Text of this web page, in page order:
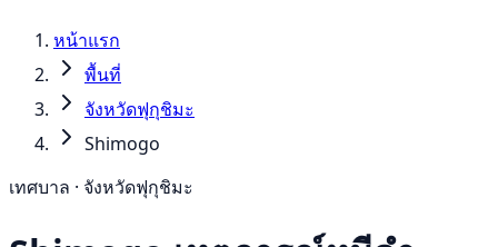
หน้าแรก
พื้นที่
จังหวัดฟุกุชิมะ
Shimogo
เทศบาล · จังหวัดฟุกุชิมะ